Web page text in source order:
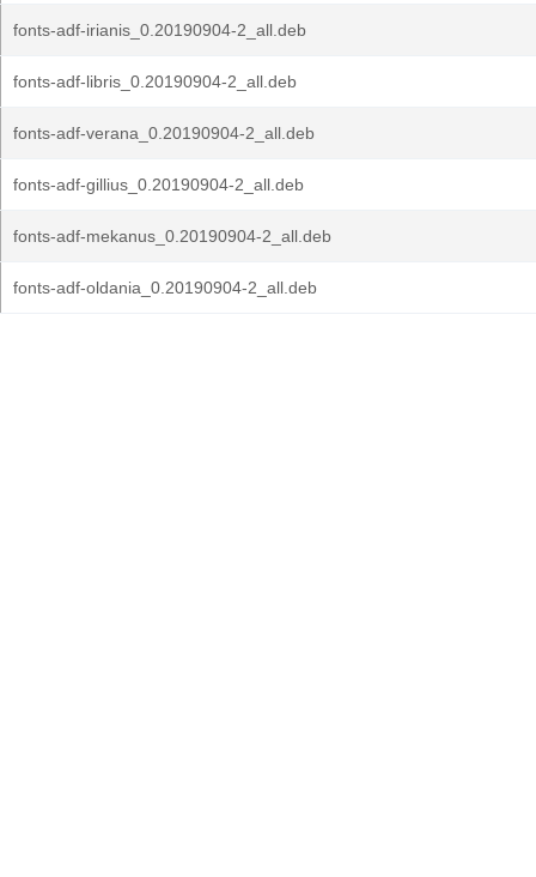
fonts-adf-irianis_0.20190904-2_all.deb
fonts-adf-libris_0.20190904-2_all.deb
fonts-adf-verana_0.20190904-2_all.deb
fonts-adf-gillius_0.20190904-2_all.deb
fonts-adf-mekanus_0.20190904-2_all.deb
fonts-adf-oldania_0.20190904-2_all.deb